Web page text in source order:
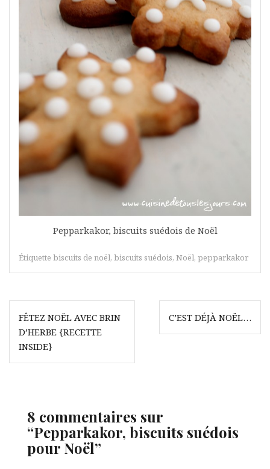
Pepparkakor, biscuits suédois de Noël
Étiquette biscuits de noël, biscuits suédois, Noël, pepparkakor
Navigation
de
l’article
FÊTEZ NOËL AVEC BRIN
D’HERBE {RECETTE
INSIDE}
C’EST DÉJÀ NOËL…
8 commentaires sur
“Pepparkakor, biscuits suédois
pour Noël”